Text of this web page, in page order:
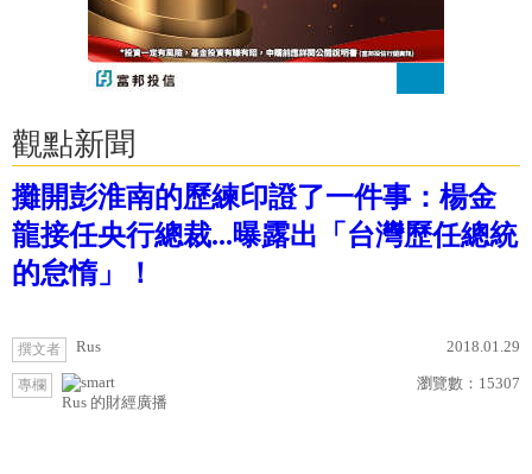
觀點新聞
攤開彭淮南的歷練印證了一件事：楊金
龍接任央行總裁...曝露出「台灣歷任總統
的怠惰」！
撰文者 Rus 2018.01.29
專欄
Rus 的財經廣播
瀏覽數： 15307